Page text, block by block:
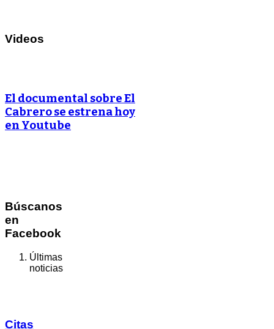
Videos
El documental sobre El
Cabrero se estrena hoy
en Youtube
Búscanos
en
Facebook
Últimas
noticias
Citas